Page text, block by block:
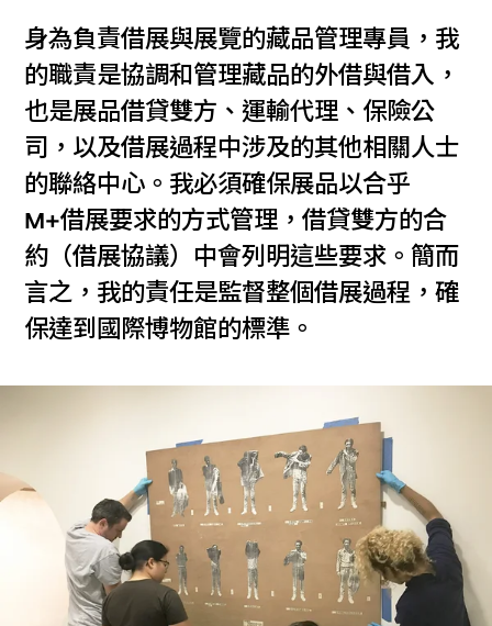
身為負責借展與展覽的藏品管理專員，我
的職責是協調和管理藏品的外借與借入，
也是展品借貸雙方、運輸代理、保險公
司，以及借展過程中涉及的其他相關人士
的聯絡中心。我必須確保展品以合乎
M+借展要求的方式管理，借貸雙方的合
約（借展協議）中會列明這些要求。簡而
言之，我的責任是監督整個借展過程，確
保達到國際博物館的標準。